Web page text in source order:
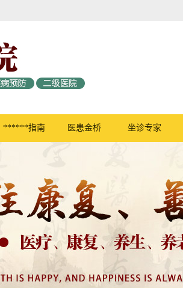
******指南 医患金桥 坐诊专家